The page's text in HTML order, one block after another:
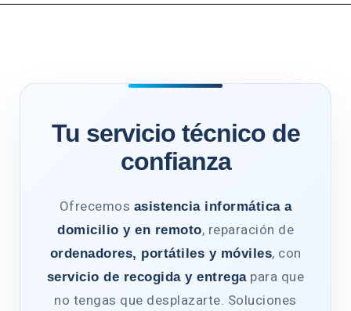
Tu servicio técnico de
confianza
Ofrecemos asistencia informática a
domicilio y en remoto, reparación de
ordenadores, portátiles y móviles, con
servicio de recogida y entregapara que
no tengas que desplazarte. Soluciones